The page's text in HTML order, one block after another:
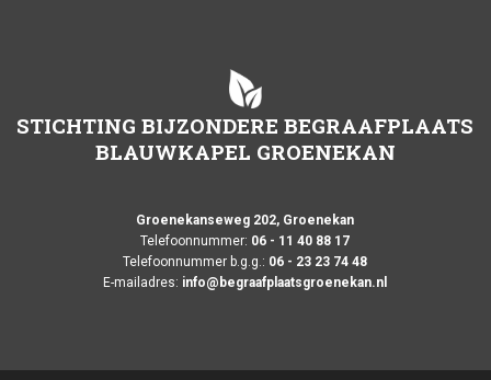
STICHTING BIJZONDERE BEGRAAFPLAATS
BLAUWKAPEL GROENEKAN
Groenekanseweg 202, Groenekan
Telefoonnummer: 06 - 11 40 88 17
Telefoonnummer b.g.g.: 06 - 23 23 74 48
E-mailadres: info@begraafplaatsgroenekan.nl